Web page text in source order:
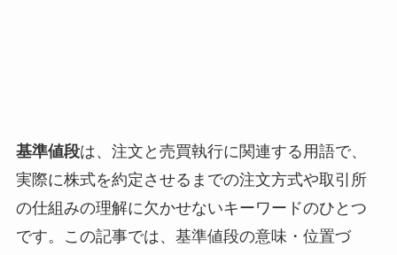
基準値段は、注文と売買執行に関連する用語で、
実際に株式を約定させるまでの注文方式や取引所
の仕組みの理解に欠かせないキーワードのひとつ
です。この記事では、基準値段の意味・位置づ